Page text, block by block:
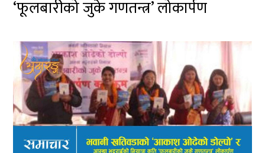
‘फूलबारीको जुके गणतन्त्र’ लोकार्पण